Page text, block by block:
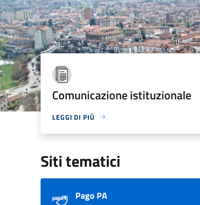
Comunicazione istituzionale
LEGGI DI PIÙ
Siti tematici
Pago PA